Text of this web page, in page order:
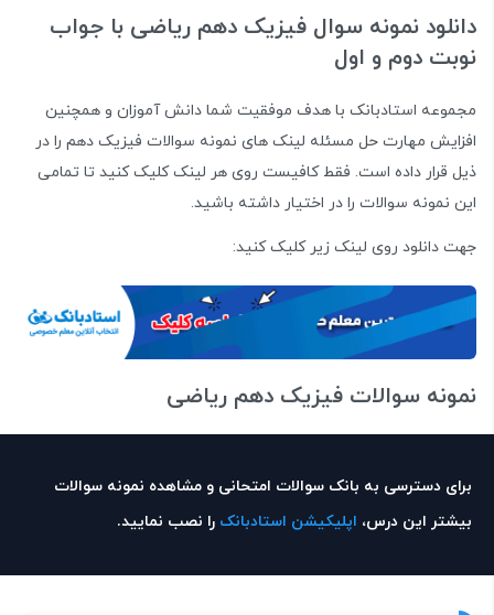
دانلود نمونه سوال فیزیک دهم ریاضی با جواب
نوبت دوم و اول
مجموعه استادبانک با هدف موفقیت شما دانش آموزان و همچنین
افزایش مهارت حل مسئله لینک های نمونه سوالات فیزیک دهم را در
ذیل قرار داده است. فقط کافیست روی هر لینک کلیک کنید تا تمامی
این نمونه سوالات را در اختیار داشته باشید.
جهت دانلود روی لینک زیر کلیک کنید:
نمونه سوالات فیزیک دهم ریاضی
برای دسترسی به بانک سوالات امتحانی و مشاهده نمونه سوالات
بیشتر این درس، اپلیکیشن استادبانک را نصب نمایید.